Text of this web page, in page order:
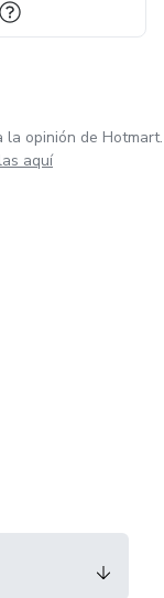
opinión de Hotmart.
aquí